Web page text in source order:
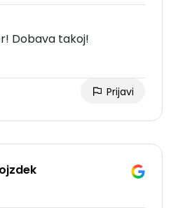
Dobava takoj!
Prijavi